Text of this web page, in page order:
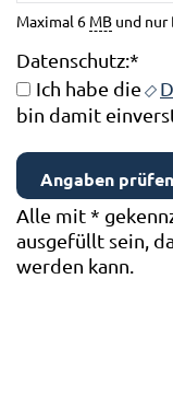
Maximal 6 MB und nur
Datenschutz:*
Ich habe die
bin damit
Alle mit*
ausgefüllt sein,
werden kann.